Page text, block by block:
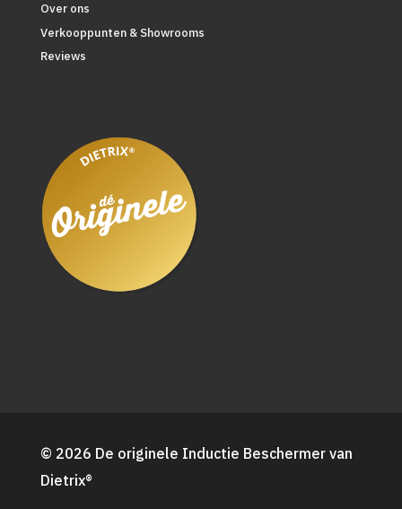
Over ons
Verkooppunten & Showrooms
Reviews
© 2026 De originele Inductie Beschermer van
Dietrix®